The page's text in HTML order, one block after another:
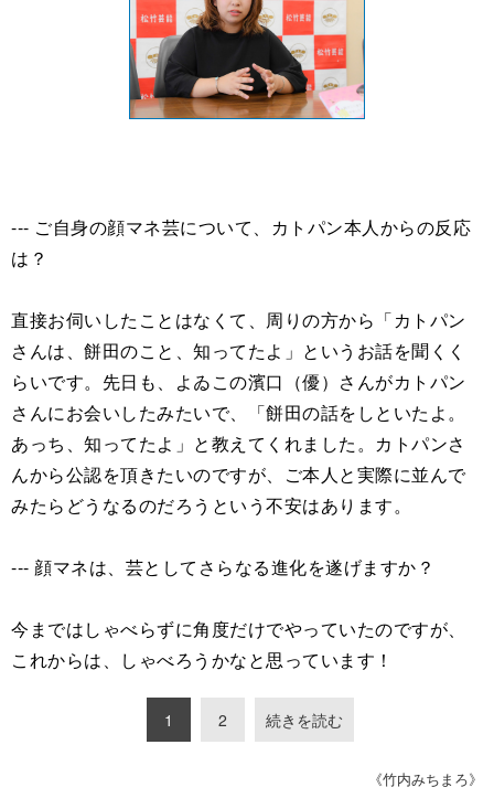
--- ご自身の顔マネ芸について、カトパン本人からの反応
は？
直接お伺いしたことはなくて、周りの方から「カトパン
さんは、餅田のこと、知ってたよ」というお話を聞くく
らいです。先日も、よゐこの濱口（優）さんがカトパン
さんにお会いしたみたいで、「餅田の話をしといたよ。
あっち、知ってたよ」と教えてくれました。カトパンさ
んから公認を頂きたいのですが、ご本人と実際に並んで
みたらどうなるのだろうという不安はあります。
--- 顔マネは、芸としてさらなる進化を遂げますか？
今まではしゃべらずに角度だけでやっていたのですが、
これからは、しゃべろうかなと思っています！
1 2 続きを読む
《竹内みちまろ》